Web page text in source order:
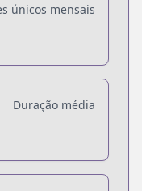
únicos mensais
Duração média